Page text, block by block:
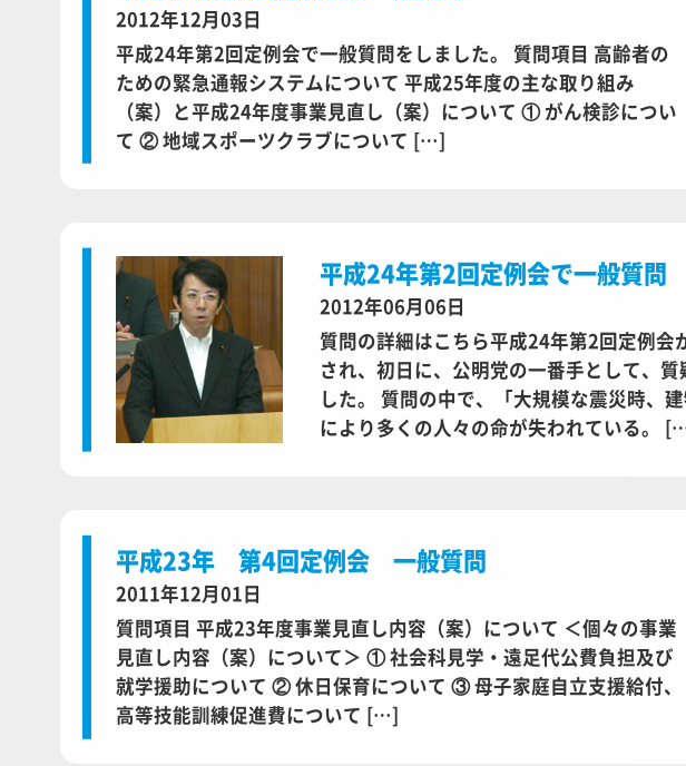
2012年12月03日
平成24年第2回定例会で一般質問をしました。 質問項目 高齢者の
ための緊急通報システムについて 平成25年度の主な取り組み
（案）と平成24年度事業見直し（案）について ① がん検診につい
て ② 地域スポーツクラブについて […]
平成24年第2回定例会で一般質問
2012年06月06日
質問の詳細はこちら平成24年第2回定例会
され、初日に、公明党の一番手として、質
した。 質問の中で、「大規模な震災時、
により多くの人々の命が失われている。
平成23年 第4回定例会 一般質問
2011年12月01日
質問項目 平成23年度事業見直し内容（案）について ＜個々の事業
見直し内容（案）について＞ ① 社会科見学・遠足代公費負担及び
就学援助について ② 休日保育について ③ 母子家庭自立支援給付、
高等技能訓練促進費について […]